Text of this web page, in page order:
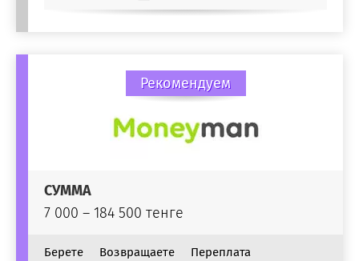
Рекомендуем
СУММА
7 000 – 184 500 тенге
Берете
Возвращаете
Переплата